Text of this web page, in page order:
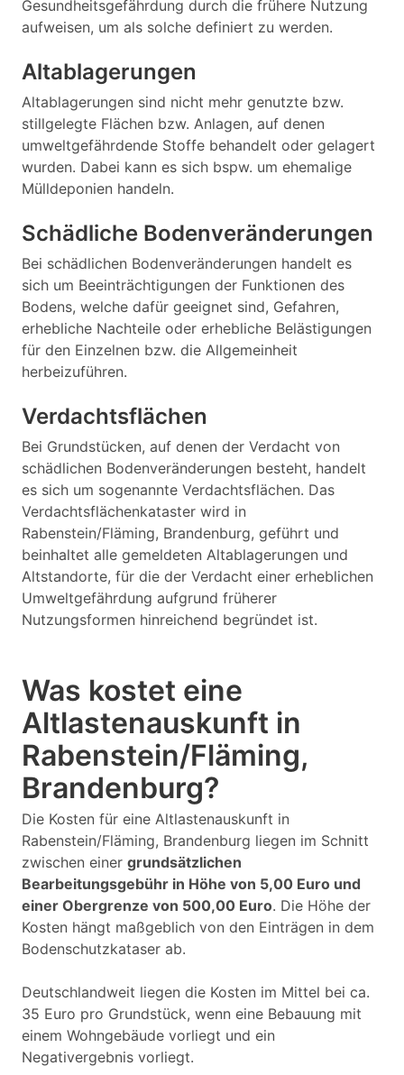
Gesundheitsgefährdung durch die frühere Nutzung
aufweisen, um als solche definiert zu werden.
Altablagerungen
Altablagerungen sind nicht mehr genutzte bzw.
stillgelegte Flächen bzw. Anlagen, auf denen
umweltgefährdende Stoffe behandelt oder gelagert
wurden. Dabei kann es sich bspw. um ehemalige
Mülldeponien handeln.
Schädliche Bodenveränderungen
Bei schädlichen Bodenveränderungen handelt es
sich um Beeinträchtigungen der Funktionen des
Bodens, welche dafür geeignet sind, Gefahren,
erhebliche Nachteile oder erhebliche Belästigungen
für den Einzelnen bzw. die Allgemeinheit
herbeizuführen.
Verdachtsflächen
Bei Grundstücken, auf denen der Verdacht von
schädlichen Bodenveränderungen besteht, handelt
es sich um sogenannte Verdachtsflächen. Das
Verdachtsflächenkataster wird in
Rabenstein/Fläming, Brandenburg, geführt und
beinhaltet alle gemeldeten Altablagerungen und
Altstandorte, für die der Verdacht einer erheblichen
Umweltgefährdung aufgrund früherer
Nutzungsformen hinreichend begründet ist.
Was kostet eine
Altlastenauskunft in
Rabenstein/Fläming,
Brandenburg?
Die Kosten für eine Altlastenauskunft in
Rabenstein/Fläming, Brandenburg liegen im Schnitt
zwischen einer grundsätzlichen
Bearbeitungsgebühr in Höhe von 5,00 Euro und
einer Obergrenze von 500,00 Euro. Die Höhe der
Kosten hängt maßgeblich von den Einträgen in dem
Bodenschutzkataser ab.
Deutschlandweit liegen die Kosten im Mittel bei ca.
35 Euro pro Grundstück, wenn eine Bebauung mit
einem Wohngebäude vorliegt und ein
Negativergebnis vorliegt.